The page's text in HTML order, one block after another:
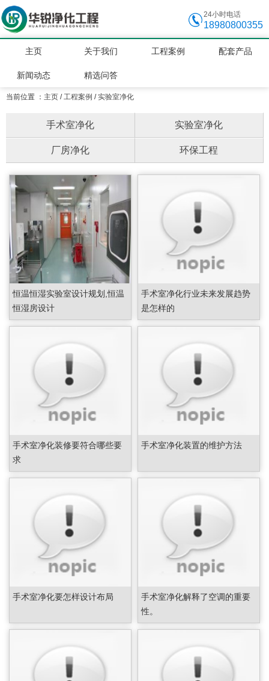
24小时电话
18980800355
主页 关于我们 工程案例 配套产品
新闻动态 精选问答
当前位置 ： 主页 /工程案例 /实验室净化
手术室净化 实验室净化
厂房净化 环保工程
恒温恒湿实验室设计规划,恒温
恒湿房设计
手术室净化行业未来发展趋势
是怎样的
手术室净化装修要符合哪些要
求
手术室净化装置的维护方法
手术室净化要怎样设计布局
手术室净化解释了空调的重要
性。